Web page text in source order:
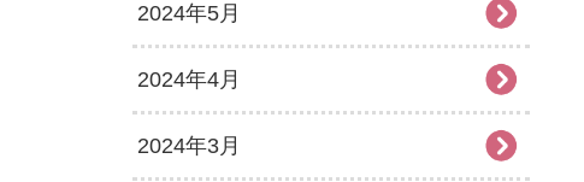
2024年5月
2024年4月
2024年3月